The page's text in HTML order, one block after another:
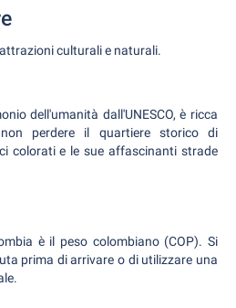
culturali e naturali.
dell'umanità dall'UNESCO, è ricca
perdere il quartiere storico di
colorati e le sue affascinanti strade
è il peso colombiano (COP). Si
prima di arrivare o di utilizzare una